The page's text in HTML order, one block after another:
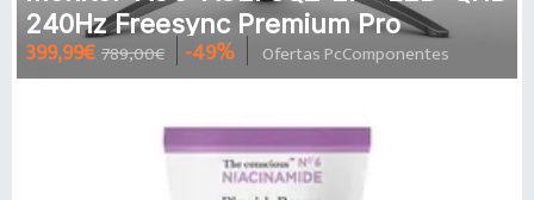
240Hz Freesync Premium Pro
399,99€ 789,00€ -49% Ofertas PcComponentes